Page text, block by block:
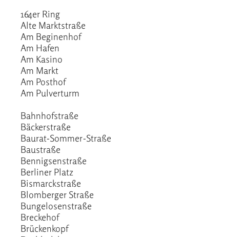
164er Ring
Alte Marktstraße
Am Beginenhof
Am Hafen
Am Kasino
Am Markt
Am Posthof
Am Pulverturm
Bahnhofstraße
Bäckerstraße
Baurat-Sommer-Straße
Baustraße
Bennigsenstraße
Berliner Platz
Bismarckstraße
Blomberger Straße
Bungelosenstraße
Breckehof
Brückenkopf